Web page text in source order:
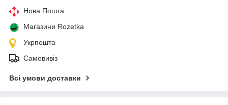
Нова Пошта
Магазини Rozetka
Укрпошта
Самовивіз
Всі умови доставки